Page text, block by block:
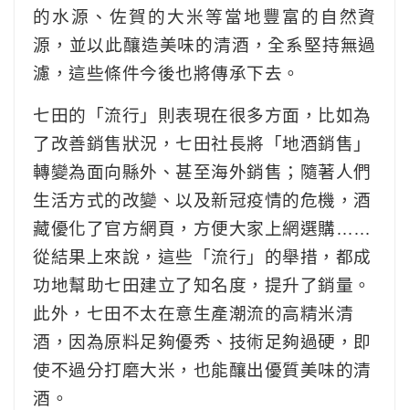
的水源、佐賀的大米等當地豐富的自然資
源，並以此釀造美味的清酒，全系堅持無過
濾，這些條件今後也將傳承下去。
七田的「流行」則表現在很多方面，比如為
了改善銷售狀況，七田社長將「地酒銷售」
轉變為面向縣外、甚至海外銷售；隨著人們
生活方式的改變、以及新冠疫情的危機，酒
藏優化了官方網頁，方便大家上網選購……
從結果上來說，這些「流行」的舉措，都成
功地幫助七田建立了知名度，提升了銷量。
此外，七田不太在意生產潮流的高精米清
酒，因為原料足夠優秀、技術足夠過硬，即
使不過分打磨大米，也能釀出優質美味的清
酒。